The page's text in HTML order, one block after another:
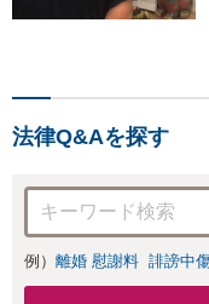
法律Q&Aを探す
例） 離婚 慰謝料 誹謗中